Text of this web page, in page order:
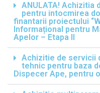
ANULATA!
pentru intocmirea
finantarii proiectului
Informațional pentru
Apelor – Etapa II
Achizitie de servicii
tehnic pentru baza
Dispecer Ape, pentru